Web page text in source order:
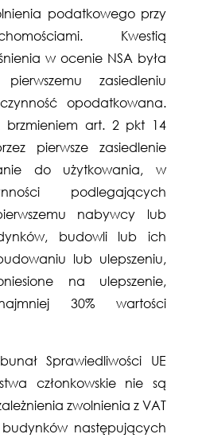
podatkowego przy
Kwestią
w ocenie NSA była
zasiedleniu
opodatkowana.
brzmieniem art. 2 pkt 14
pierwsze zasiedlenie
do użytkowania, w
podlegających
nabywcy lub
budowli lub ich
lub ulepszeniu,
na ulepszenie,
30% wartości
Sprawiedliwości UE
członkowskie nie są
zwolnienia z VAT
następujących